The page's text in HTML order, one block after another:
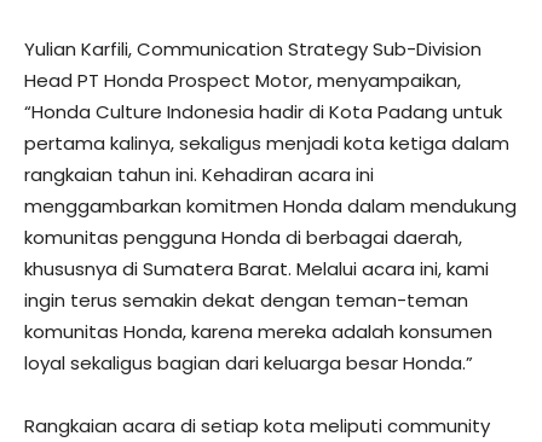
Yulian Karfili, Communication Strategy Sub-Division
Head PT Honda Prospect Motor, menyampaikan,
“Honda Culture Indonesia hadir di Kota Padang untuk
pertama kalinya, sekaligus menjadi kota ketiga dalam
rangkaian tahun ini. Kehadiran acara ini
menggambarkan komitmen Honda dalam mendukung
komunitas pengguna Honda di berbagai daerah,
khususnya di Sumatera Barat. Melalui acara ini, kami
ingin terus semakin dekat dengan teman-teman
komunitas Honda, karena mereka adalah konsumen
loyal sekaligus bagian dari keluarga besar Honda.”
Rangkaian acara di setiap kota meliputi community